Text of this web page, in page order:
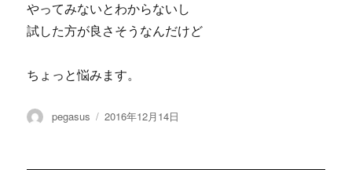
やってみないとわからないし
試した方が良さそうなんだけど
ちょっと悩みます。
投
pegasus
投
2016年12月14日